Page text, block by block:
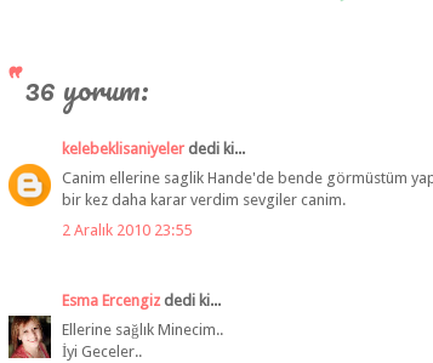
36 yorum:
kelebeklisaniyeler dedi ki...
Canim ellerine saglik Hande'de bende görmüstüm
bir kez daha karar verdim sevgiler canim.
2 Aralık 2010 23:55
Esma Ercengiz dedi ki...
Ellerine sağlık Minecim..
İyi Geceler..